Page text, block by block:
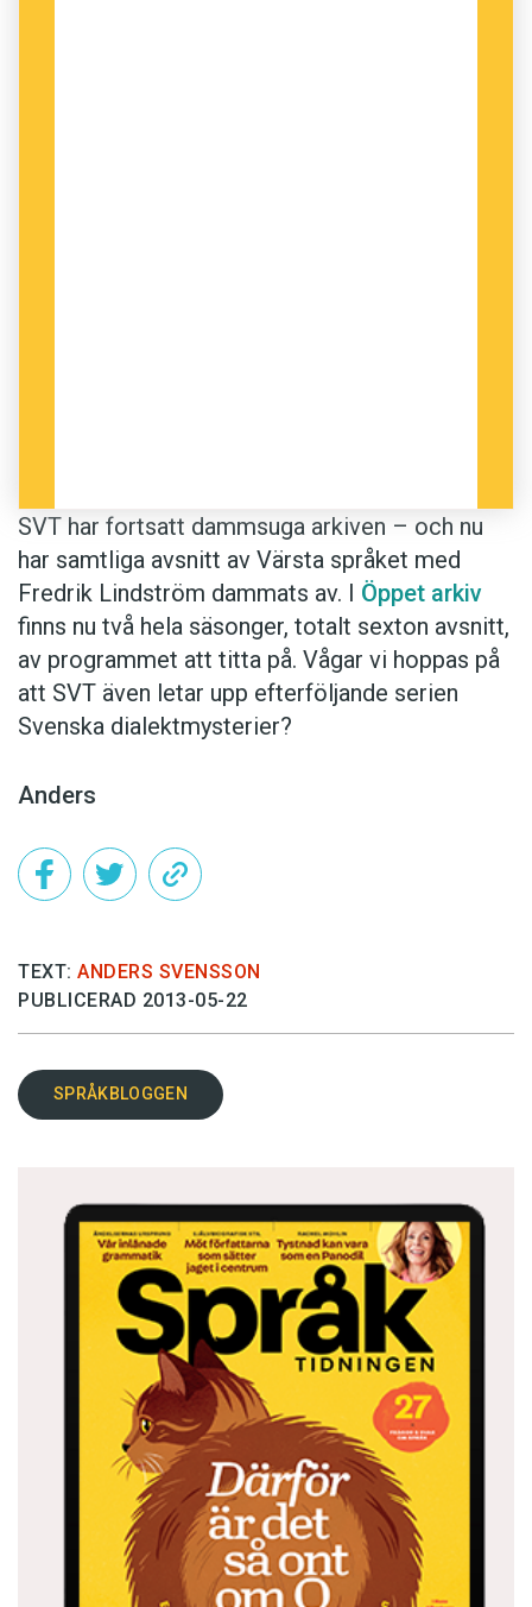
SVT har fortsatt dammsuga arkiven – och nu
har samtliga avsnitt av Värsta språket med
Fredrik Lindström dammats av. I Öppet arkiv
finns nu två hela säsonger, totalt sexton avsnitt,
av programmet att titta på. Vågar vi hoppas på
att SVT även letar upp efterföljande serien
Svenska dialektmysterier?
Anders
TEXT: ANDERS SVENSSON
PUBLICERAD 2013-05-22
SPRÅKBLOGGEN